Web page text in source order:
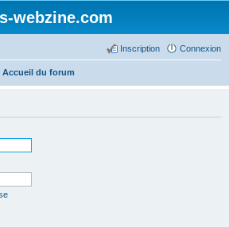
webzine.com
Connexion
Inscription
Accueil du forum